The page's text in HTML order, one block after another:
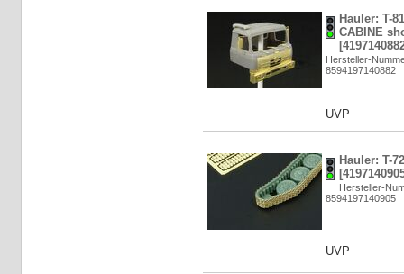
Hauler: T-
CABINE
Hersteller-
8594197140882
UVP
Hauler: T-
Hersteller-
8594197140905
UVP